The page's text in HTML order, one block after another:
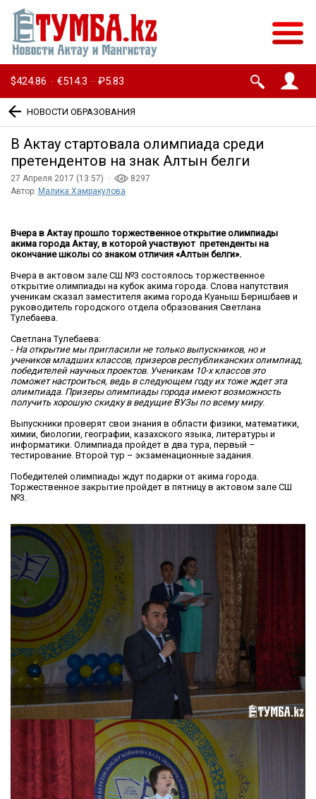
$424.86 · €514.3 · ₽5.83
НОВОСТИ ОБРАЗОВАНИЯ
В Актау стартовала олимпиада среди
претендентов на знак Алтын белги
27 Апреля 2017 (13:57) ·
8297
Автор: Малика Хамракулова
Вчера в Актау прошло торжественное открытие олимпиады
акима города Актау, в которой участвуют претенденты на
окончание школы со знаком отличия «Алтын белги».
Вчера в актовом зале СШ №3 состоялось торжественное
открытие олимпиады на кубок акима города. Слова напутствия
ученикам сказал заместителя акима города Куаныш Беришбаев и
руководитель городского отдела образования Светлана
Тулебаева.
Светлана Тулебаева:
- На открытие мы пригласили не только выпускников, но и
учеников младших классов, призеров республиканских олимпиад,
победителей научных проектов. Ученикам 10-х классов это
поможет настроиться, ведь в следующем году их тоже ждет эта
олимпиада. Призеры олимпиады города имеют возможность
получить хорошую скидку в ведущие ВУЗы по всему миру.
Выпускники проверят свои знания в области физики, математики,
химии, биологии, географии, казахского языка, литературы и
информатики. Олимпиада пройдет в два тура, первый –
тестирование. Второй тур – экзаменационные задания.
Победителей олимпиады ждут подарки от акима города.
Торжественное закрытие пройдет в пятницу в актовом зале СШ
№3.